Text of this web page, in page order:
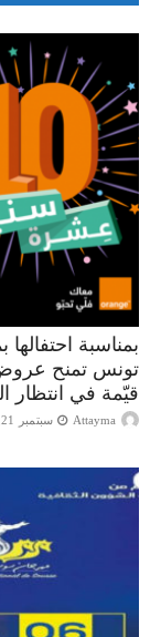
تونس تمنح عروض
قيّمة في انتظار
Attayma سبتمبر 21, 2020